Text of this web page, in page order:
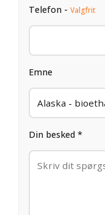
Telefon - Valgfrit
Emne
Din besked *